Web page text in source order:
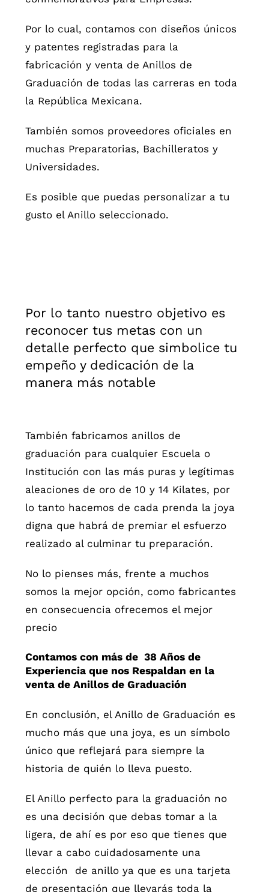
Por lo cual, contamos con diseños únicos
y patentes registradas para la
fabricación y venta de Anillos de
Graduación de todas las carreras en toda
la República Mexicana.
También somos proveedores oficiales en
muchas Preparatorias, Bachilleratos y
Universidades.
Es posible que puedas personalizar a tu
gusto el Anillo seleccionado.
Por lo tanto nuestro objetivo es
reconocer tus metas con un
detalle perfecto que simbolice tu
empeño y dedicación de la
manera más notable
También fabricamos anillos de
graduación para cualquier Escuela o
Institución con las más puras y legítimas
aleaciones de oro de 10 y 14 Kilates, por
lo tanto hacemos de cada prenda la joya
digna que habrá de premiar el esfuerzo
realizado al culminar tu preparación.
No lo pienses más, frente a muchos
somos la mejor opción, como fabricantes
en consecuencia ofrecemos el mejor
precio
Contamos con más de 38 Años de
Experiencia que nos Respaldan en la
venta de Anillos de Graduación
En conclusión, el Anillo de Graduación es
mucho más que una joya, es un símbolo
único que reflejará para siempre la
historia de quién lo lleva puesto.
El Anillo perfecto para la graduación no
es una decisión que debas tomar a la
ligera, de ahí es por eso que tienes que
llevar a cabo cuidadosamente una
elección de anillo ya que es una tarjeta
de presentación que llevarás toda la